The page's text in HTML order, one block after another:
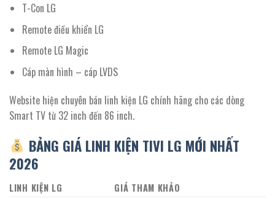
T-Con LG
Remote điều khiển LG
Remote LG Magic
Cáp màn hình – cáp LVDS
Website hiện chuyên bán linh kiện LG chính hãng cho các dòng
Smart TV từ 32 inch đến 86 inch.
BẢNG GIÁ LINH KIỆN TIVI LG MỚI NHẤT
2026
LINH KIỆN LG
GIÁ THAM KHẢO